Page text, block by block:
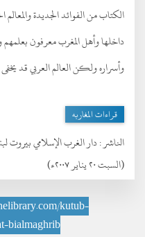
(السبت ٢٠ يناير ٢٠٠٧ء)
الناشر :دار الغرب الإسلامي بيروت
الكتاب من الفوائد الجديدة
داخلها وأهل المغرب معرفون
وأسراره ولكن العالم العربي قد
قراءات المغاربه
kutub-
bialmaghrib